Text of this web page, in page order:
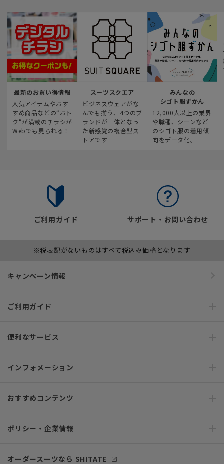
最新のお買い得情報
人気アイテムやおす
すめ商品などの“おト
ク“が満載のチラシが
Webでも見られる！
スーツスクエア
ビジネスウェアがな
んでも揃う、4つのブ
ランドが一体となっ
た新感覚の複合型ス
トアです
みんなの
シゴト服ずかん
12,000人以上の業界
や職種、シーンなど
のシゴト服の着用傾
向をデータ化。
ご利用ガイド サポート・お問い合わせ
※税表記がないものはすべて税込み価格となります
キャンペーン情報
ご利用ガイド
便利なサービス
インフォメーション
おすすめコンテンツ
ポリシー・企業情報
オーダースーツなら SHITATE